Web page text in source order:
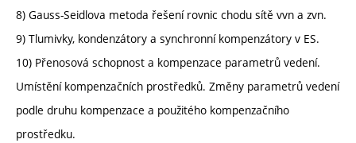
8) Gauss-Seidlova metoda řešení rovnic chodu sítě vvn a zvn.
9) Tlumivky, kondenzátory a synchronní kompenzátory v ES.
10) Přenosová schopnost a kompenzace parametrů vedení.
Umístění kompenzačních prostředků. Změny parametrů vedení
podle druhu kompenzace a použitého kompenzačního
prostředku.